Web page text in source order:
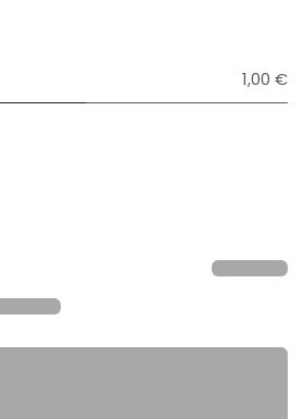
1,00 €